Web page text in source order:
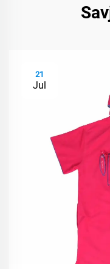
21
Jul